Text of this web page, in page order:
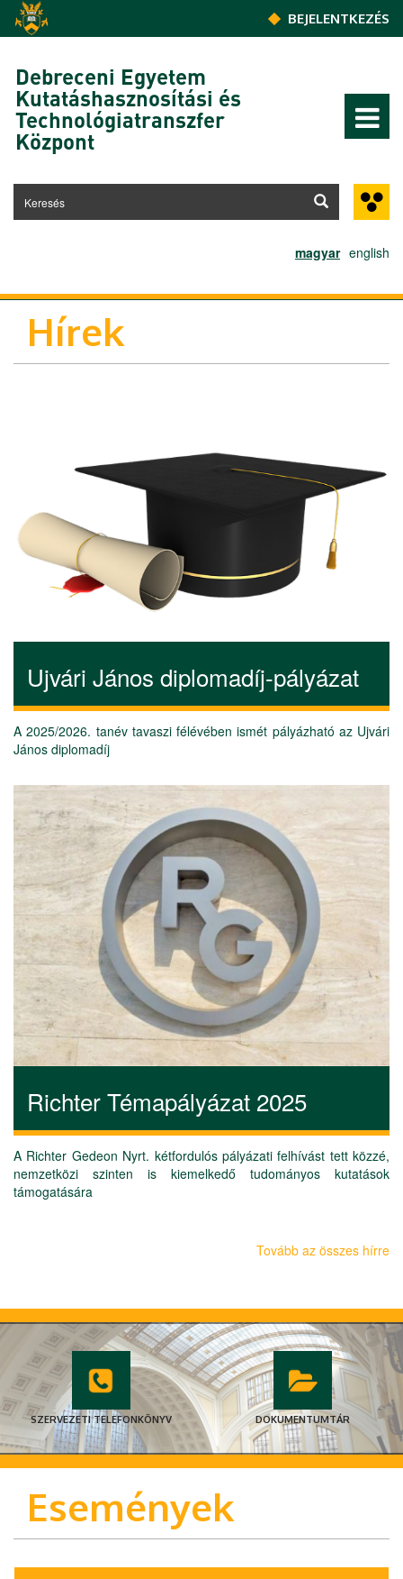
Ugrás a tartalomra
BEJELENTKEZÉS
Debreceni Egyetem
Kutatáshasznosítási és
Technológiatranszfer
Központ
magyar english
Hírek
Ujvári János diplomadíj-pályázat
A 2025/2026. tanév tavaszi félévében ismét pályázható az Ujvári
János diplomadíj
Richter Témapályázat 2025
A Richter Gedeon Nyrt. kétfordulós pályázati felhívást tett közzé,
nemzetközi szinten is kiemelkedő tudományos kutatások
támogatására
Tovább az összes hírre
SZERVEZETI TELEFONKÖNYV DOKUMENTUMTÁR
Események